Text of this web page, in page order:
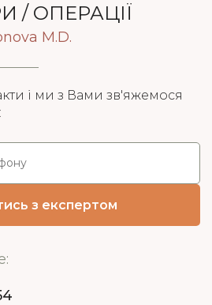
/ ОПЕРАЦІЇ
M.D.
і ми з Вами зв'яжемося